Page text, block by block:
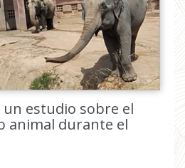
estudio sobre el
animal durante el